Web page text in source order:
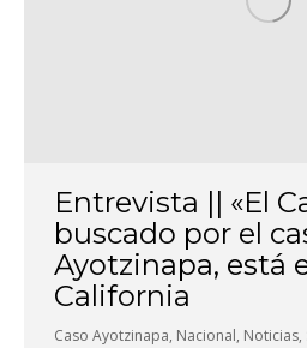
Entrevista || «El
buscado por el
Ayotzinapa, está
California
Caso Ayotzinapa, Nacional, Noticias,